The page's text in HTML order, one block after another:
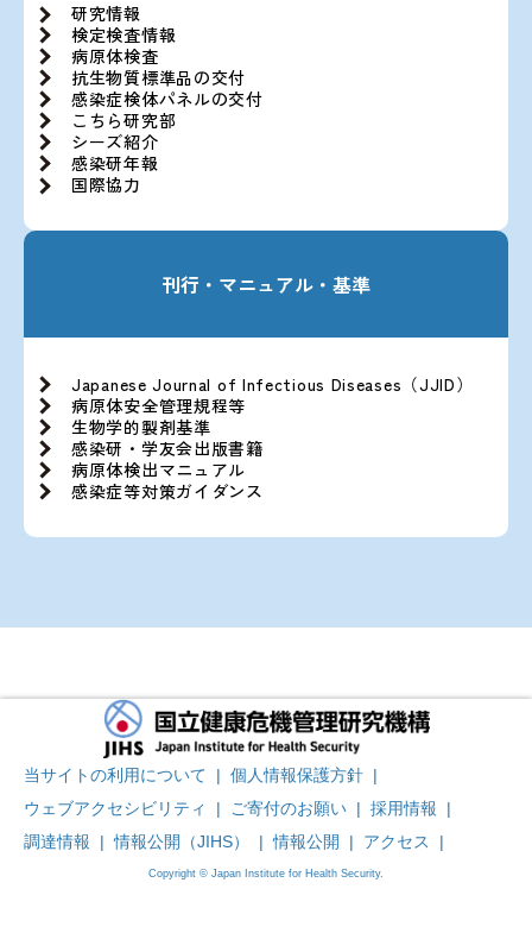
研究情報
検定検査情報
病原体検査
抗生物質標準品の交付
感染症検体パネルの交付
こちら研究部
シーズ紹介
感染研年報
国際協力
刊行・マニュアル・基準
Japanese Journal of Infectious Diseases（JJID）
病原体安全管理規程等
生物学的製剤基準
感染研・学友会出版書籍
病原体検出マニュアル
感染症等対策ガイダンス
当サイトの利用について | 個人情報保護方針 |
ウェブアクセシビリティ
| ご寄付のお願い | 採用情報
|
調達情報
| 情報公開（JIHS） | 情報公開 | アクセス |
Copyright © Japan Institute for Health Security.